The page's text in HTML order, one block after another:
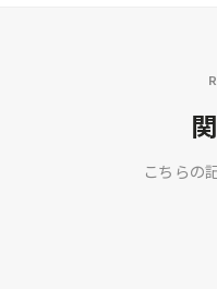
こちらの